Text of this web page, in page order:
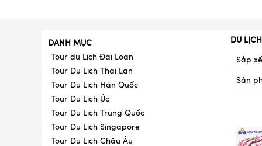
DANH MỤC
Tour du Lịch Đài Loan
Tour Du Lịch Thái Lan
Tour Du Lịch Hàn Quốc
Tour Du Lịch Úc
Tour Du Lịch Trung Quốc
Tour Du Lịch Singapore
Tour Du Lịch Châu Âu
DU
Sắp
Sản